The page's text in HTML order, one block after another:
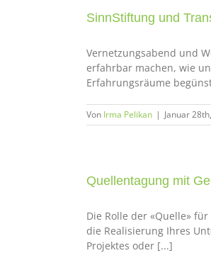
SinnStiftung und
Vernetzungsabend und
erfahrbar machen, wie
Erfahrungsräume
Von Irma Pelikan | Januar
Quellentagung mit
Die Rolle der «Quelle»
die Realisierung Ihres
Projektes oder [...]